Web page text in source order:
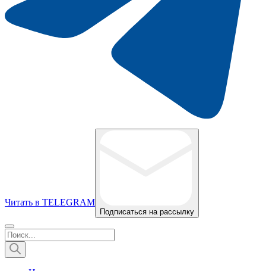
Читать в TELEGRAM
Подписаться на рассылку